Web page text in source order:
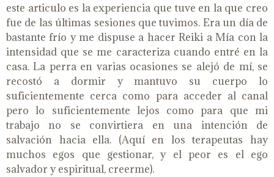
este articulo es la experiencia que tuve en la que creo
fue de las últimas sesiones que tuvimos. Era un día de
bastante frío y me dispuse a hacer Reiki a Mía con la
intensidad que se me caracteriza cuando entré en la
casa. La perra en varias ocasiones se alejó de mí, se
recostó a dormir y mantuvo su cuerpo lo
suficientemente cerca como para acceder al canal
pero lo suficientemente lejos como para que mi
trabajo no se convirtiera en una intención de
salvación hacia ella. (Aquí en los terapeutas hay
muchos egos que gestionar, y el peor es el ego
salvador y espiritual, creerme).